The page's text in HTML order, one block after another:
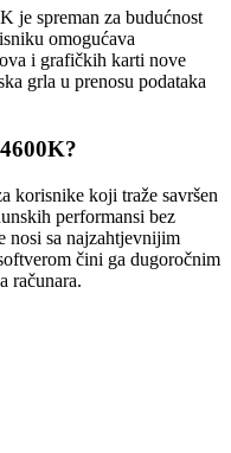
je spreman za budućnost
omogućava
i grafičkih karti nove
grla u prenosu podataka
korisnike koji traže savršen
performansi bez
nosi sa najzahtjevnijim
čini ga dugoročnim
računara.